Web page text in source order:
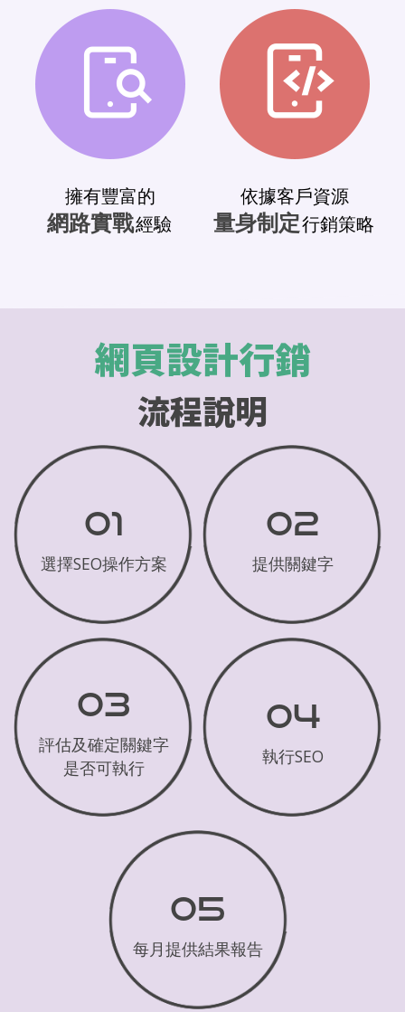
擁有豐富的
網路實戰經驗
依據客戶資源
量身制定行銷策略
網頁設計行銷
流程說明
01
選擇SEO操作方案
02
提供關鍵字
03
評估及確定關鍵字
是否可執行
04
執行SEO
05
每月提供結果報告